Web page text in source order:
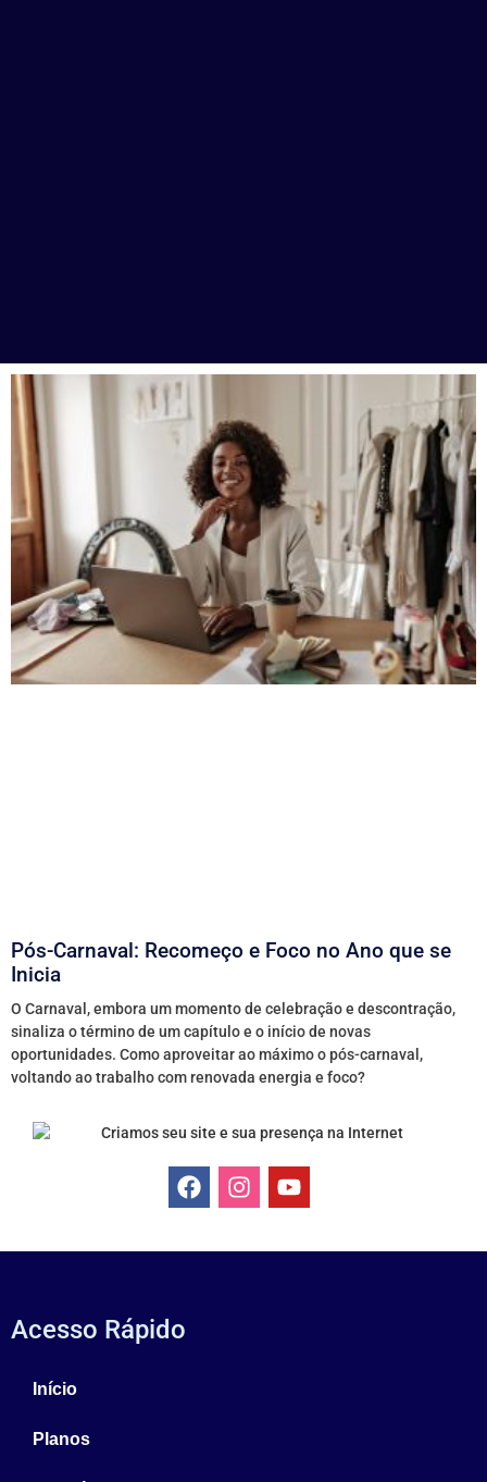
Pós-Carnaval: Recomeço e Foco no Ano que se
Inicia
O Carnaval, embora um momento de celebração e descontração,
sinaliza o término de um capítulo e o início de novas
oportunidades. Como aproveitar ao máximo o pós-carnaval,
voltando ao trabalho com renovada energia e foco?
Acesso Rápido
Início
Planos